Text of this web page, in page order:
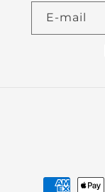
E-mail
Moyens